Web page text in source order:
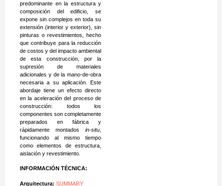
predominante en la estructura y
composición del edificio, se
expone sin complejos en toda su
extensión (interior y exterior), sin
pinturas o revestimientos, hecho
que contribuye para la reducción
de costos y del impacto ambiental
de esta construcción, por la
supresión de materiales
adicionales y de la mano-de-obra
necesaria a su aplicación. Este
abordaje tiene un efecto directo
en la aceleración del proceso de
construcción: todos los
componentes son completamente
preparados en fábrica y
rápidamente montados in-situ
funcionando al mismo tiempo
como elementos de estructura,
aislación y revestimiento.
INFORMACIÓN TÉCNICA:
Arquitectura: SUMMARY